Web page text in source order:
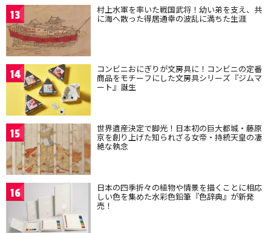
13 村上水軍を率いた戦国武将！幼い弟を支え、共
に海へ散った得居通幸の波乱に満ちた生涯
14 コンビニおにぎりが文房具に！コンビニの定番
商品をモチーフにした文房具シリーズ『ジムマ
ート』誕生
15 世界遺産決定で脚光！日本初の巨大都城・藤原
京を創り上げた知られざる女帝・持統天皇の凄
絶な執念
16 日本の四季折々の植物や情景を描くことに相応
しい色を集めた水彩色鉛筆『色辞典』が新発
売！